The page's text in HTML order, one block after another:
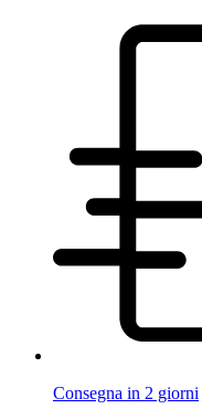
Consegna in 2 giorni